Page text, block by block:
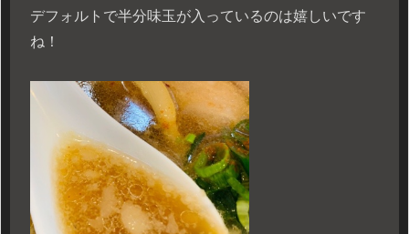
デフォルトで半分味玉が入っているのは嬉しいです
ね！